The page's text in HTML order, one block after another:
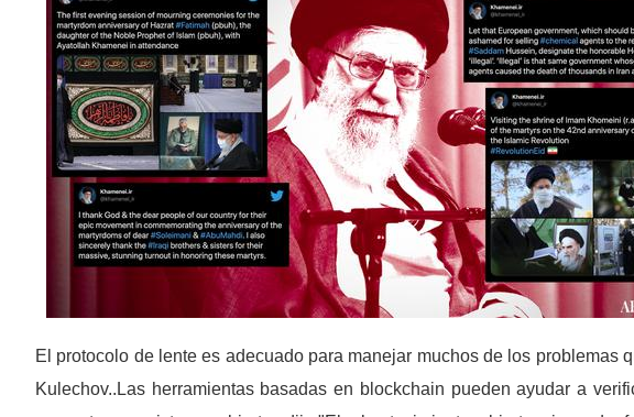
El protocolo de lente es adecuado para manejar muchos de los problemas
Kulechov..Las herramientas basadas en blockchain pueden ayudar a